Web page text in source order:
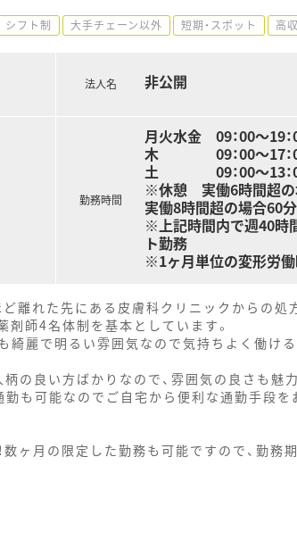
シフト制 大手チェーン以外 短期・スポット 高
法人名 非公開
勤務時間
月火水金 09：00～19：
木 09：00～17：
土 09：00～13：
※休憩 実働6時間超の
実働8時間超の場合60分
※上記時間内で週40時
ト勤務
※1ヶ月単位の変形労
離れた先にある皮膚科クリニックからの処
師4名体制を基本としています。
麗で明るい雰囲気なので気持ちよく働け
の良い方ばかりなので、雰囲気の良さも魅力
も可能なのでご自宅から便利な通勤手段を
ヶ月の限定した勤務も可能ですので、勤務